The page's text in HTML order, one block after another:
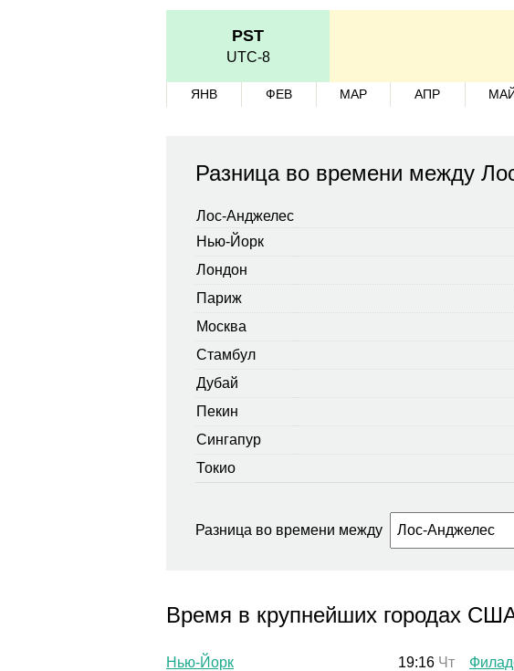
PST
UTC-8
ЯНВ ФЕВ МАР АПР
Разница во времени между
Лос-Анджелес
Нью-Йорк
Лондон
Париж
Москва
Стамбул
Дубай
Пекин
Сингапур
Токио
Разница во времени между
Время в крупнейших городах
Нью-Йорк 19:16 Чт